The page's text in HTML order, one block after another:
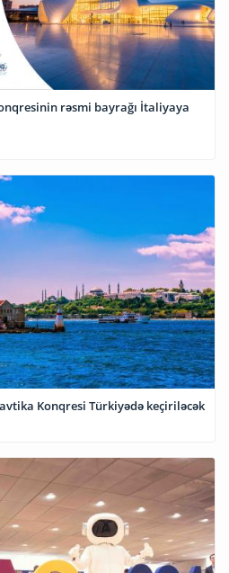
rəsmi bayrağı İtaliyaya
Konqresi Türkiyədə keçiriləcək